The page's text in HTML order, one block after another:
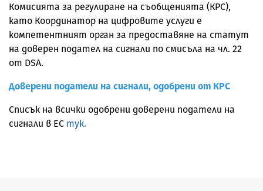
Комисията за регулиране на съобщенията (КРС),
като Координатор на цифровите услуги е
компетентният орган за предоставяне на статут
на доверен подател на сигнали по смисъла на чл. 22
от DSA.
Доверени податели на сигнали, одобрени от КРС
Списък на всички одобрени доверени податели на
сигнали в ЕС тук.